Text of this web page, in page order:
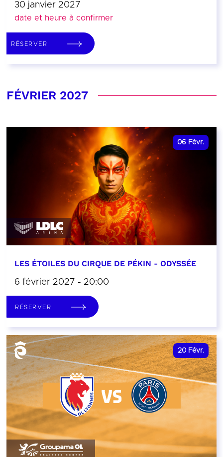
30 janvier 2027
date et heure à confirmer
RÉSERVER
FÉVRIER 2027
06 Févr.
LES ÉTOILES DU CIRQUE DE PÉKIN - ODYSSÉE
6 février 2027 - 20:00
RÉSERVER
20 Févr.